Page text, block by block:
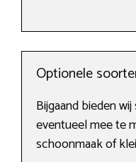
Optionele
Bijgaand bieden
eventueel mee te
schoonmaak of